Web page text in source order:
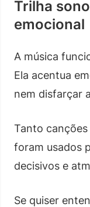
Trilha
emocional
A música
Ela acentua
nem disfarçar
Tanto
foram usados
decisivos e
Se quiser